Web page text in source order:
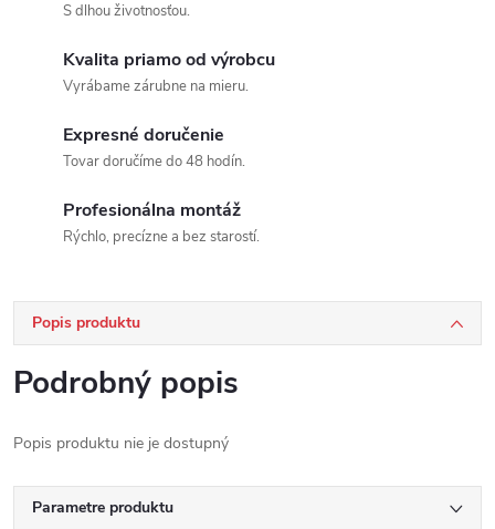
S dlhou životnosťou.
Kvalita priamo od výrobcu
Vyrábame zárubne na mieru.
Expresné doručenie
Tovar doručíme do 48 hodín.
Profesionálna montáž
Rýchlo, precízne a bez starostí.
Popis produktu
Podrobný popis
Popis produktu nie je dostupný
Parametre produktu